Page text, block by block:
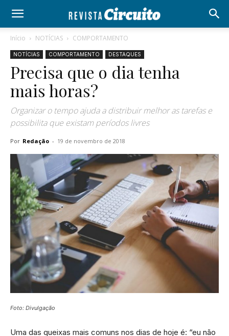
Início NOTÍCIAS COMPORTAMENTO
NOTÍCIAS COMPORTAMENTO DESTAQUES
Precisa que o dia tenha
mais horas?
Organizar o tempo ajuda a distribuir melhor as tarefas e
possibilita que existam períodos livres
Por Redação - 19 de novembro de 2018
Foto: Divulgação
Uma das queixas mais comuns nos dias de hoje é: “eu não